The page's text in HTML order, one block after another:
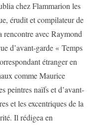
chez Flammarion les
érudit et compilateur de
avec Raymond
d’avant-garde « Temps
étranger en
comme Maurice
peintres naïfs et d’avant-
et les excentriques de la
Il rédigea en